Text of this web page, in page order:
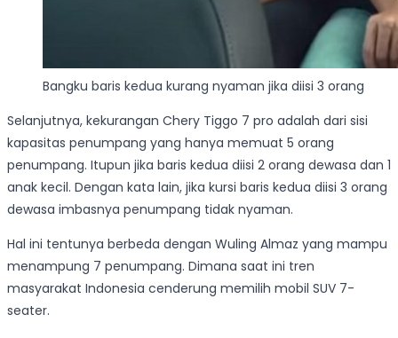
Bangku baris kedua kurang nyaman jika diisi 3 orang
Selanjutnya, kekurangan Chery Tiggo 7 pro adalah dari sisi
kapasitas penumpang yang hanya memuat 5 orang
penumpang. Itupun jika baris kedua diisi 2 orang dewasa dan 1
anak kecil. Dengan kata lain, jika kursi baris kedua diisi 3 orang
dewasa imbasnya penumpang tidak nyaman.
Hal ini tentunya berbeda dengan Wuling Almaz yang mampu
menampung 7 penumpang. Dimana saat ini tren
masyarakat Indonesia cenderung memilih mobil SUV 7-
seater.